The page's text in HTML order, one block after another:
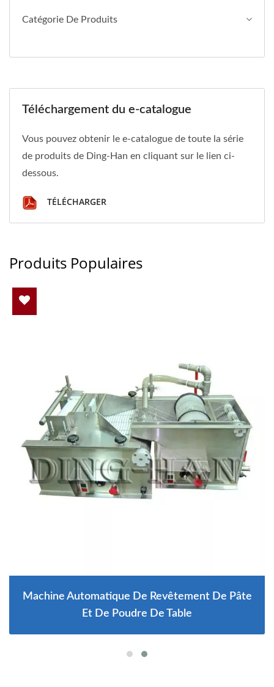
Catégorie De Produits
Téléchargement du e-catalogue
Vous pouvez obtenir le e-catalogue de toute la série
de produits de Ding-Han en cliquant sur le lien ci-
dessous.
TÉLÉCHARGER
Produits Populaires
Machine Automatique De Revêtement De Pâte
Et De Poudre De Table